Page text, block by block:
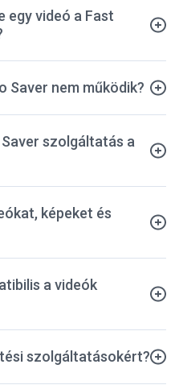
egy videó a Fast
Saver nem működik?
szolgáltatás a
képeket és
a videók
szolgáltatásokért?